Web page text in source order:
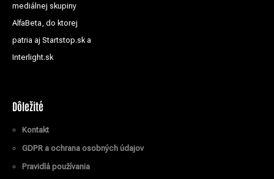
mediálnej skupiny
AlfaBeta, do ktorej
patria aj Startstop.sk a
Interlight.sk
Dôležité
Kontakt
GDPR a ochrana osobných údajov
Pravidlá používania